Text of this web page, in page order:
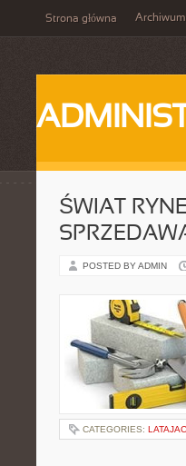
Strona główna Archiwum
ŚWIAT
POSTED BY ADMIN
CATEGORIES: